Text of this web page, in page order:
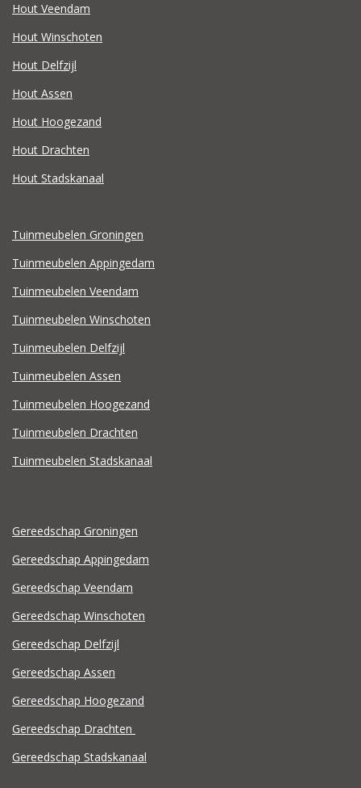
Hout Veendam
Hout Winschoten
Hout Delfzijl
Hout Assen
Hout Hoogezand
Hout Drachten
Hout Stadskanaal
Tuinmeubelen Groningen
Tuinmeubelen Appingedam
Tuinmeubelen Veendam
Tuinmeubelen Winschoten
Tuinmeubelen Delfzijl
Tuinmeubelen Assen
Tuinmeubelen Hoogezand
Tuinmeubelen Drachten
Tuinmeubelen Stadskanaal
Gereedschap Groningen
Gereedschap Appingedam
Gereedschap Veendam
Gereedschap Winschoten
Gereedschap Delfzijl
Gereedschap Assen
Gereedschap Hoogezand
Gereedschap Drachten
Gereedschap Stadskanaal